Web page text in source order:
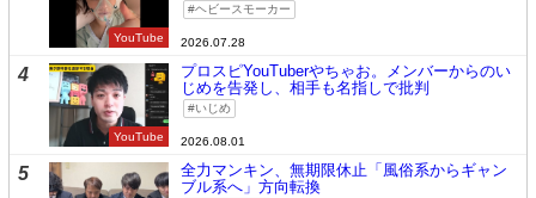
YouTube
ヘビースモーカー
2026.07.28
4
YouTube
プロスピYouTuberやちゃお。メンバーからのい
じめを告発し、相手も名指しで批判
いじめ
2026.08.01
5
全力マンキン、無期限休止「風俗系からギャン
ブル系へ」方向転換